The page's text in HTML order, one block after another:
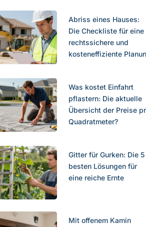
Abriss eines Hauses:
Die Checkliste für eine
rechtssichere und
kosteneffiziente
Was kostet Einfahrt
pflastern: Die aktuelle
Übersicht der Preise
Quadratmeter?
Gitter für Gurken: Die 5
besten Lösungen für
eine reiche Ernte
Mit offenem Kamin